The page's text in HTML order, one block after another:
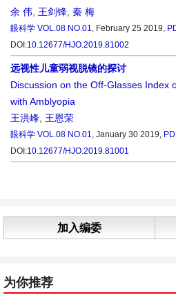
余 伟 王剑锋 秦 梅
眼科学 VOL.08 NO.01, February 25 2019,
DOI:10.12677/HJO.2019.81002
远视性儿童弱视脱镜的探讨
Discussion on the Off-Glasses Index
with Amblyopia
王洪峰 王恩荣
眼科学 VOL.08 NO.01, January 30 2019,
DOI:10.12677/HJO.2019.81001
加入编委
为你推荐